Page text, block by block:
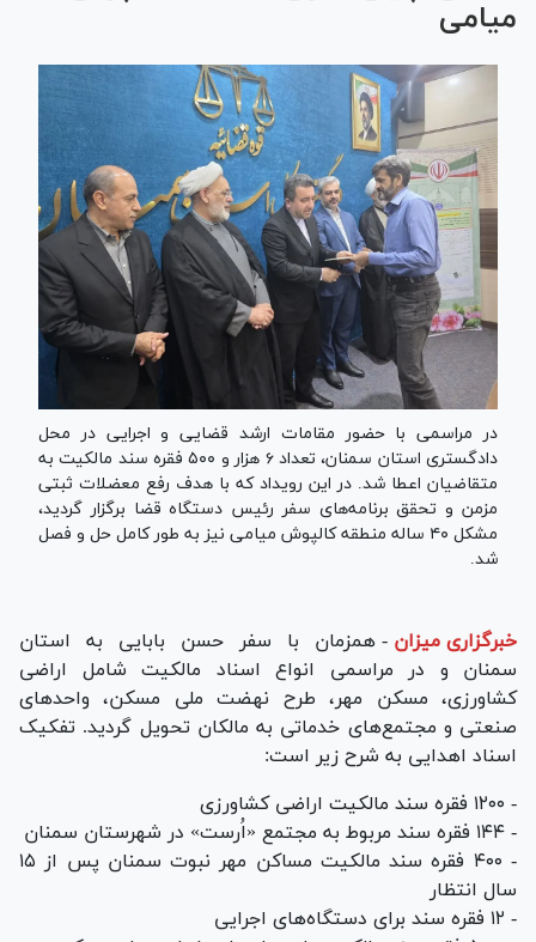
میامی
در مراسمی با حضور مقامات ارشد قضایی و اجرایی در محل
دادگستری استان سمنان، تعداد ۶ هزار و ۵۰۰ فقره سند مالکیت به
متقاضیان اعطا شد. در این رویداد که با هدف رفع معضلات ثبتی
مزمن و تحقق برنامه‌های سفر رئیس دستگاه قضا برگزار گردید،
مشکل ۴۰ ساله منطقه کالپوش میامی نیز به طور کامل حل و فصل
شد.
خبرگزاری میزان - همزمان با سفر حسن بابایی به استان
سمنان و در مراسمی انواع اسناد مالکیت شامل اراضی
کشاورزی، مسکن مهر، طرح نهضت ملی مسکن، واحد‌های
صنعتی و مجتمع‌های خدماتی به مالکان تحویل گردید. تفکیک
اسناد اهدایی به شرح زیر است:
- ۱۲۰۰ فقره سند مالکیت اراضی کشاورزی
- ۱۴۴ فقره سند مربوط به مجتمع «اُرست» در شهرستان سمنان
- ۴۰۰ فقره سند مالکیت مساکن مهر نبوت سمنان پس از ۱۵
سال انتظار
- ۱۲ فقره سند برای دستگاه‌های اجرایی